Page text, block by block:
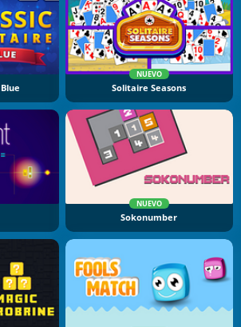
NUEVO
Solitaire Seasons
NUEVO
Sokonumber